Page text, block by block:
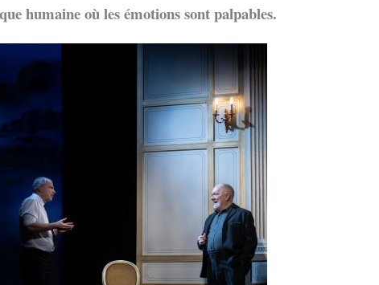
humaine où les émotions sont palpables.